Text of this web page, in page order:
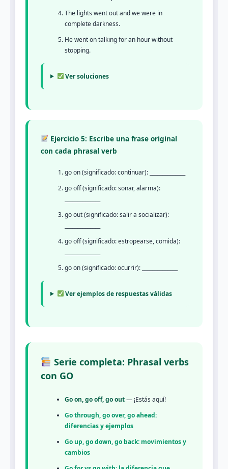
The lights went out and we were in
complete darkness.
He went on talking for an hour without
stopping.
Ver soluciones
Ejercicio 5: Escribe una frase original
con cada phrasal verb
go on (significado: continuar): ______________
go off (significado: sonar, alarma):
go out (significado: salir a socializar):
go off (significado: estropearse, comida):
go on (significado: ocurrir): ______________
Ver ejemplos de respuestas válidas
Serie completa: Phrasal verbs
con GO
Go on, go off, go out— ¡Estás aquí!
Go through, go over, go ahead:
diferencias y ejemplos
Go up, go down, go back: movimientos y
cambios